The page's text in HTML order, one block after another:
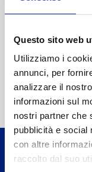
Questo sito web
Utilizziamo i
annunci, per
analizzare il
informazioni sul
nostri partner che
pubblicità e social
con altre
raccolto dal suo